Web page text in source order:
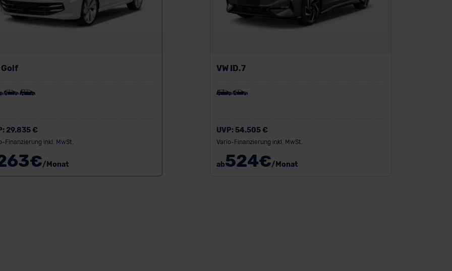
Golf
29.835 €
Finanzierung inkl. MwSt.
€/Monat
VW ID.7
UVP:54.505 €
Vario-Finanzierung inkl. MwSt.
ab524€/Monat